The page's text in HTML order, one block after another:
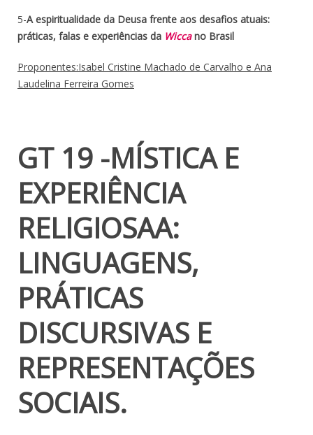
5-A espiritualidade da Deusa frente aos desafios atuais:
práticas, falas e experiências da Wiccano Brasil
Proponentes:Isabel Cristine Machado de Carvalho e Ana
Laudelina Ferreira Gomes
GT 19 -MÍSTICA E
EXPERIÊNCIA
RELIGIOSAA:
LINGUAGENS,
PRÁTICAS
DISCURSIVAS E
REPRESENTAÇÕES
SOCIAIS.